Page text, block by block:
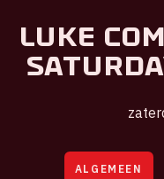
Luke
ALGEMEEN